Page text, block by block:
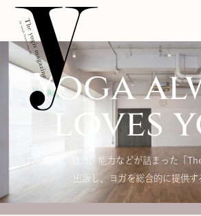
Yoga
loves
ヨガの知識、魅力、能力などが詰まった「
出版し、ヨガを総合的に提供